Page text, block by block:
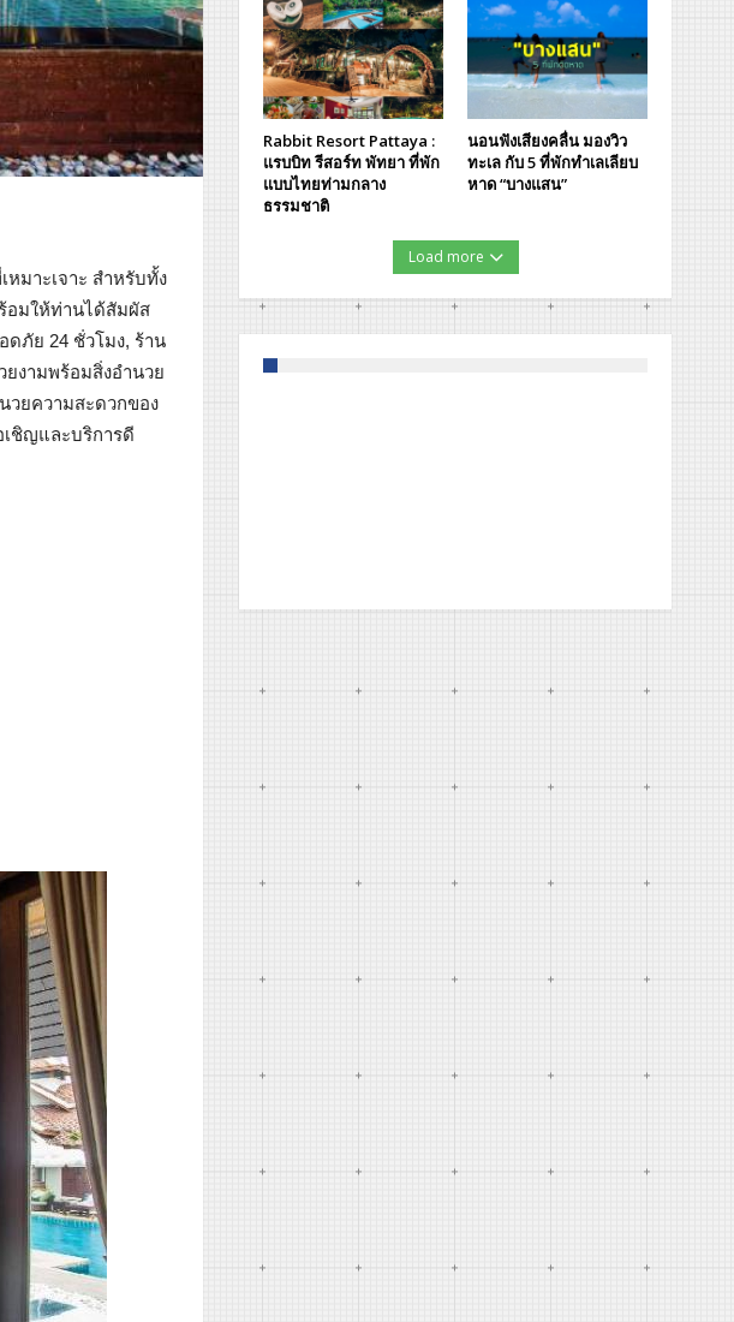
หมาะเจาะ สำหรับทั้ง
อมให้ท่านได้สัมผัส
ดภัย 24 ชั่วโมง, ร้าน
งามพร้อมสิ่งอำนวย
วยความสะดวกของ
เชิญและบริการดี
Rabbit Resort Pattaya :
แรบบิท รีสอร์ท พัทยา ที่พัก
แบบไทยท่ามกลาง
ธรรมชาติ
นอนฟังเสียงคลื่น มองวิว
ทะเล กับ 5 ที่พักทำเลเลียบ
หาด “บางแสน”
Load more